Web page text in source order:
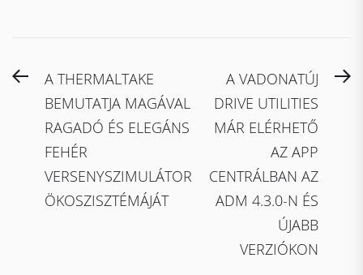
Bejegyzés
navigáció
PreviousA THERMALTAKE
BEMUTATJA MAGÁVAL
RAGADÓ ÉS ELEGÁNS
FEHÉR
VERSENYSZIMULÁTOR
ÖKOSZISZTÉMÁJÁT
A VADONATÚJ
DRIVE UTILITIES
MÁR ELÉRHETŐ
AZ APP
CENTRÁLBAN AZ
ADM 4.3.0-N ÉS
ÚJABB
VERZIÓKON